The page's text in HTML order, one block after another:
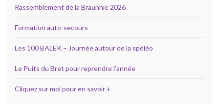
Rassemblement de la Braunhie 2026
Formation auto-secours
Les 100 BALEK – Journée autour de la spéléo
Le Puits du Bret pour reprendre l’année
Cliquez sur moi pour en savoir +